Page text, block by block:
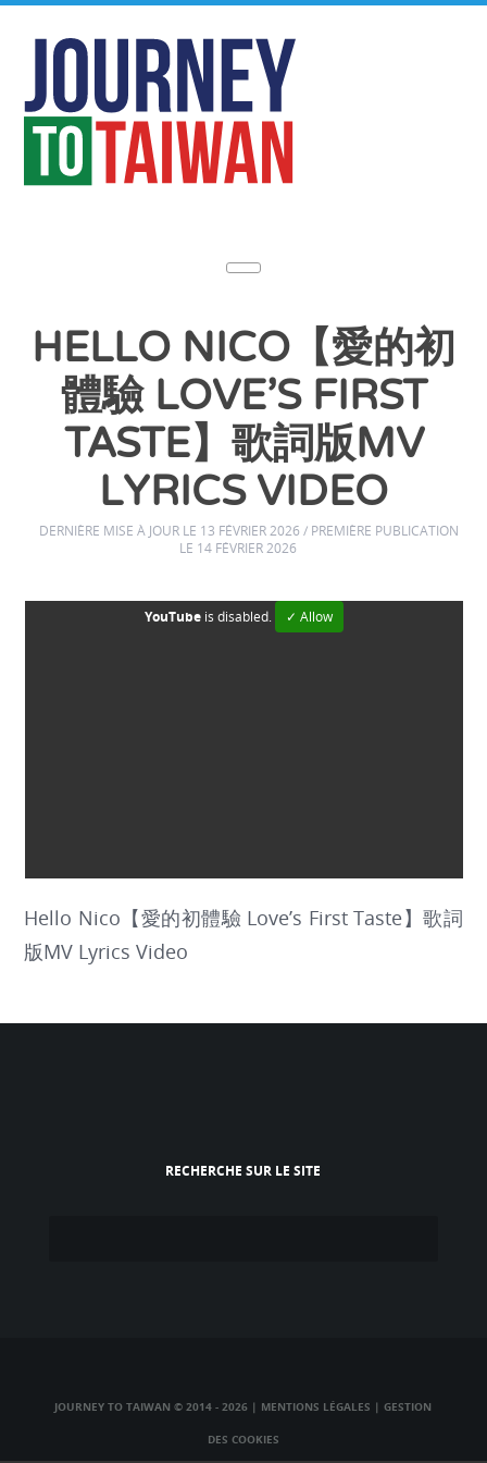
HELLO NICO【愛的初
體驗 LOVE’S FIRST
TASTE】歌詞版MV
LYRICS VIDEO
DERNIÈRE MISE À JOUR LE 13 FÉVRIER 2026 / PREMIÈRE PUBLICATION
LE 14 FÉVRIER 2026
YouTubeis disabled. ✓ Allow
Hello Nico【愛的初體驗 Love’s First Taste】歌詞
版MV Lyrics Video
RECHERCHE SUR LE SITE
JOURNEY TO TAIWAN © 2014 - 2026 | MENTIONS LÉGALES |GESTION
DES COOKIES